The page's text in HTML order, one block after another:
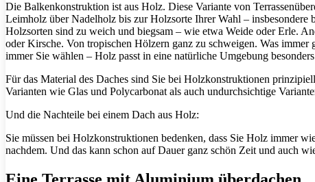
Die Balkenkonstruktion ist aus Holz. Diese Variante von
Leimholz über Nadelholz bis zur Holzsorte Ihrer Wahl –
Holzsorten sind zu weich und biegsam – wie etwa Weide oder Erle.
oder Kirsche. Von tropischen Hölzern ganz zu schweigen. Was
immer Sie wählen – Holz passt in eine natürliche Umgebung
Für das Material des Daches sind Sie bei Holzkonstruktionen
Varianten wie Glas und Polycarbonat als auch undurchsichtige
Und die Nachteile bei einem Dach aus Holz:
Sie müssen bei Holzkonstruktionen bedenken, dass Sie Holz immer
nachdem. Und das kann schon auf Dauer ganz schön Zeit und auch